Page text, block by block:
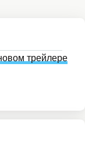
трейлере